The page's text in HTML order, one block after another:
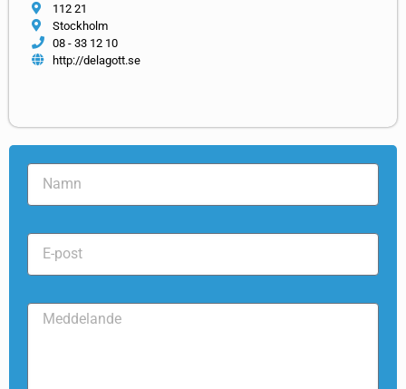
112 21
Stockholm
08 - 33 12 10
http://delagott.se